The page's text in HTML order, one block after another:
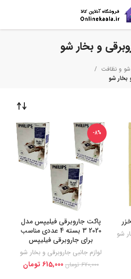
و بخار شو
و نظافت
بخار شو
شو
-8%
پاکت جاروبرقی فیلیپس مدل
2020 3 بسته 4 عددی مناسب
برای جاروبرقی فیلیپس
لوازم جانبی جاروبرقی و بخار شو
670,000 تومان 615,000 تومان